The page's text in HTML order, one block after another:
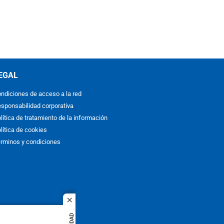
close
de acceso a la red
corporativa
de tratamiento de la información
de cookies
y condiciones